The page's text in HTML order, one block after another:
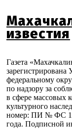
известия
Газета
федеральному
по надзору за
в сфере массовых
культурного
номер: ПИ № ФС 10
года. Подписной